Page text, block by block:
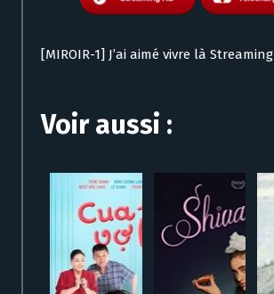
[MIROIR-1] J’ai aimé vivre là Streaming
Voir aussi :